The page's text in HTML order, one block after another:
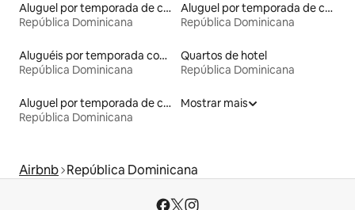
Aluguel por temporada de casas arredondadas
República Dominicana
Aluguel por temporada de casas de veraneio
República Dominicana
Aluguéis por temporada com sauna
República Dominicana
Quartos de hotel
República Dominicana
Aluguel por temporada de casas na terra
República Dominicana
Mostrar mais
Airbnb República Dominicana